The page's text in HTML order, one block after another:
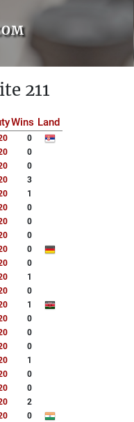
211
Wins Land
0
0
0
3
1
0
0
0
0
0
1
0
1
0
0
0
1
0
0
2
0